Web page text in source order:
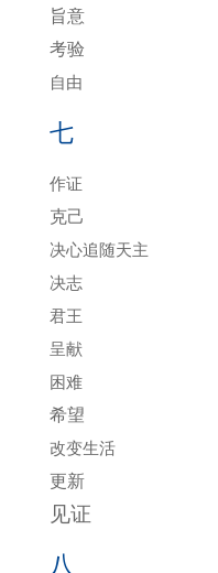
旨意
考验
自由
七
作证
克己
决心追随天主
决志
君王
呈献
困难
希望
改变生活
更新
见证
八